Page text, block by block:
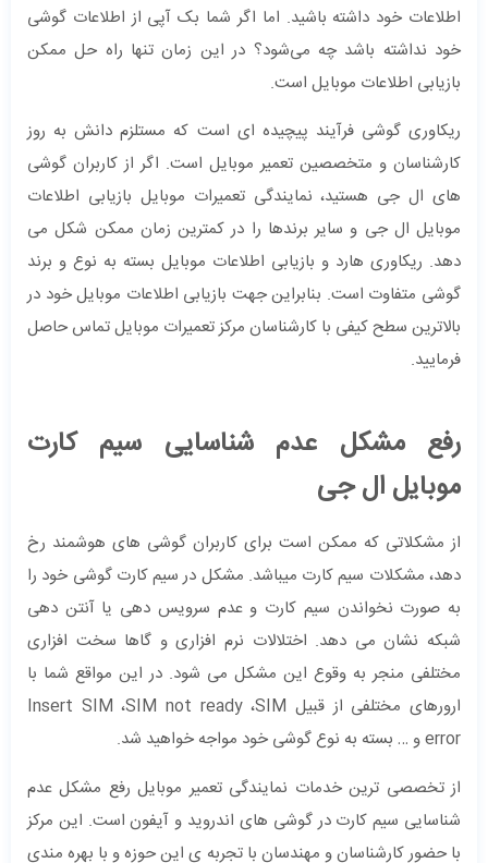
اطلاعات خود داشته باشید. اما اگر شما بک آپی از اطلاعات گوشی
خود نداشته باشد چه می‌شود؟ در این زمان تنها راه حل ممکن
بازیابی اطلاعات موبایل است.
ریکاوری گوشی فرآیند پیچیده ای است که مستلزم دانش به روز
کارشناسان و متخصصین تعمیر موبایل است. اگر از کاربران گوشی
های ال جی هستید، نمایندگی تعمیرات موبایل بازیابی اطلاعات
موبایل ال جی و سایر برندها را در کمترین زمان ممکن شکل می
دهد. ریکاوری هارد و بازیابی اطلاعات موبایل بسته به نوع و برند
گوشی متفاوت است. بنابراین جهت بازیابی اطلاعات موبایل خود در
بالاترین سطح کیفی با کارشناسان مرکز تعمیرات موبایل تماس حاصل
فرمایید.
رفع مشکل عدم شناسایی سیم کارت
موبایل ال جی
از مشکلاتی که ممکن است برای کاربران گوشی های هوشمند رخ
دهد، مشکلات سیم کارت میباشد. مشکل در سیم کارت گوشی خود را
به صورت نخواندن سیم کارت و عدم سرویس دهی یا آنتن دهی
شبکه نشان می دهد. اختلالات نرم افزاری و گاها سخت افزاری
مختلفی منجر به وقوع این مشکل می شود. در این مواقع شما با
ارورهای مختلفی از قبیل Insert SIM ،SIM not ready ،SIM
error و … بسته به نوع گوشی خود مواجه خواهید شد.
از تخصصی ترین خدمات نمایندگی تعمیر موبایل رفع مشکل عدم
شناسایی سیم کارت در گوشی های اندروید و آیفون است. این مرکز
با حضور کارشناسان و مهندسان با تجربه ی این حوزه و با بهره مندی